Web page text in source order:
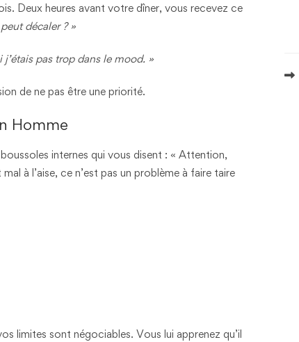
Deux heures avant votre dîner, vous recevez ce
décaler ? »
pas trop dans le mood. »
de ne pas être une priorité.
Homme
internes qui vous disent : « Attention,
à l’aise, ce n’est pas un problème à faire taire
limites sont négociables. Vous lui apprenez qu’il